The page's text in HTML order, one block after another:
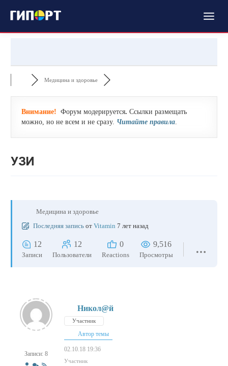
Медицина и здоровье
Внимание! Форум модерируется. Ссылки размещать
можно, но не всем и не сразу. Читайте правила.
УЗИ
Медицина и здоровье
Последняя запись от Vitamin 7 лет назад
12
Записи
12
Пользователи
0
Reactions
9,516
Просмотры
Записи: 8
Никол@й
Участник
Автор темы
02.10.18 19:36
Участник